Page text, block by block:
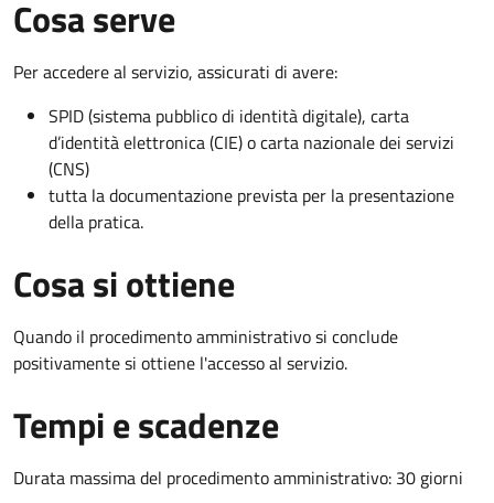
Cosa serve
Per accedere al servizio, assicurati di avere:
SPID (sistema pubblico di identità digitale), carta
d’identità elettronica (CIE) o carta nazionale dei servizi
(CNS)
tutta la documentazione prevista per la presentazione
della pratica.
Cosa si ottiene
Quando il procedimento amministrativo si conclude
positivamente si ottiene l'accesso al servizio.
Tempi e scadenze
Durata massima del procedimento amministrativo: 30 giorni